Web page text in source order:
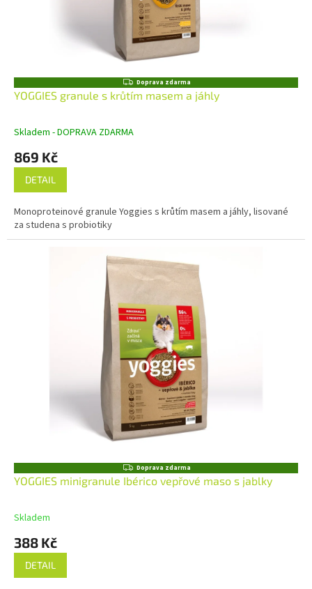
Z
D
A
A
Doprava zdarma
YOGGIES granule s krůtím masem a jáhly
Skladem - DOPRAVA ZDARMA
869 Kč
DETAIL
Monoproteinové granule Yoggies s krůtím masem a jáhly, lisované
za studena s probiotiky
Z
D
A
Doprava zdarma
YOGGIES minigranule Ibérico vepřové maso s jablky
Skladem
388 Kč
DETAIL